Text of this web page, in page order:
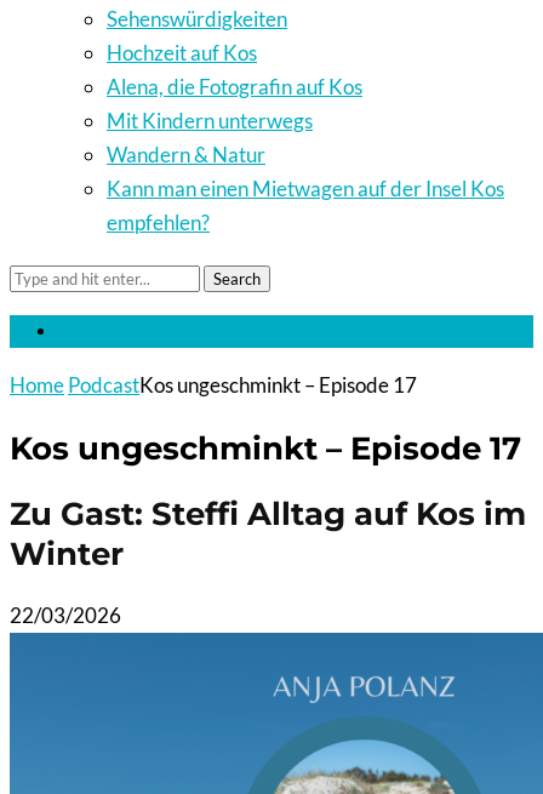
Sehenswürdigkeiten
Hochzeit auf Kos
Alena, die Fotografin auf Kos
Mit Kindern unterwegs
Wandern & Natur
Kann man einen Mietwagen auf der Insel Kos
empfehlen?
Search
HomePodcastKos ungeschminkt – Episode 17
Kos ungeschminkt – Episode 17
Zu Gast: Steffi Alltag auf Kos im
Winter
22/03/2026